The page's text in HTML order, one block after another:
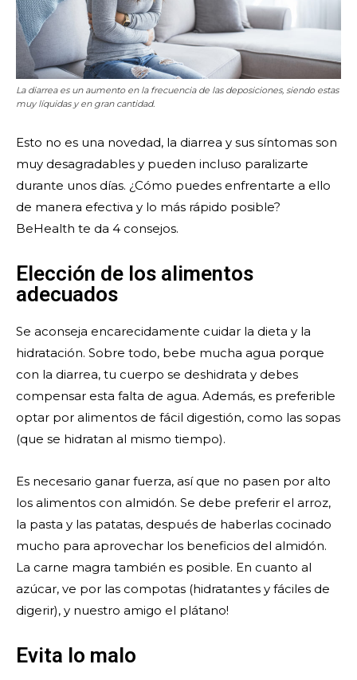
La diarrea es un aumento en la frecuencia de las deposiciones, siendo estas
muy líquidas y en gran cantidad.
Esto no es una novedad, la diarrea y sus síntomas son
muy desagradables y pueden incluso paralizarte
durante unos días. ¿Cómo puedes enfrentarte a ello
de manera efectiva y lo más rápido posible?
BeHealth te da 4 consejos.
Elección de los alimentos
adecuados
Se aconseja encarecidamente cuidar la dieta y la
hidratación. Sobre todo, bebe mucha agua porque
con la diarrea, tu cuerpo se deshidrata y debes
compensar esta falta de agua. Además, es preferible
optar por alimentos de fácil digestión, como las sopas
(que se hidratan al mismo tiempo).
Es necesario ganar fuerza, así que no pasen por alto
los alimentos con almidón. Se debe preferir el arroz,
la pasta y las patatas, después de haberlas cocinado
mucho para aprovechar los beneficios del almidón.
La carne magra también es posible. En cuanto al
azúcar, ve por las compotas (hidratantes y fáciles de
digerir), y nuestro amigo el plátano!
Evita lo malo